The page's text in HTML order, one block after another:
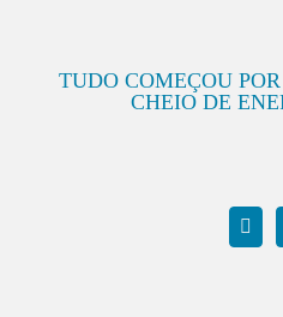
TUDO COMEÇOU
CHEIO DE